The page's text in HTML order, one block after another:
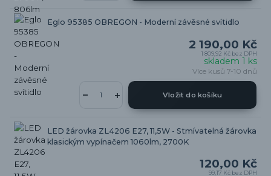
Eglo 95385 OBREGON - Moderní závěsné svítidlo
2 190,00 Kč
1 809,92 Kč bez DPH
skladem 1 ks
Více kusů 7-10 dnů
Vložit do košíku
LED žárovka ZL4206 E27, 11,5W - Stmívatelná žárovka
klasickým vypínačem 1060lm, 2700K
120,00 Kč
99,17 Kč bez DPH